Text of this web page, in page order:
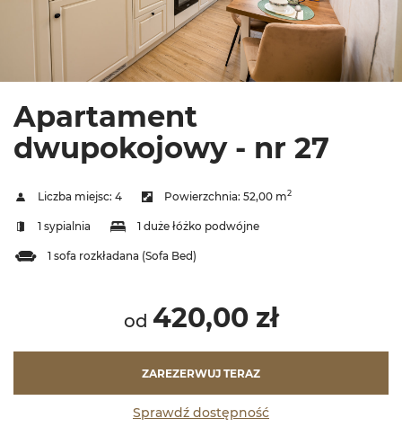
Apartament
dwupokojowy - nr 27
Liczba miejsc: 4 Powierzchnia: 52,00 m2
1 sypialnia 1 duże łóżko podwójne
1 sofa rozkładana (Sofa Bed)
od 420,00 zł
ZAREZERWUJ TERAZ
Sprawdź dostępność